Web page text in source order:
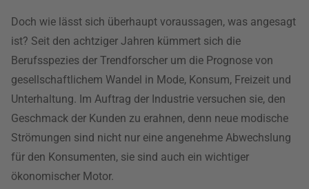
Doch wie lässt sich überhaupt voraussagen, was angesagt
ist? Seit den achtziger Jahren kümmert sich die
Berufsspezies der Trendforscher um die Prognose von
gesellschaftlichem Wandel in Mode, Konsum, Freizeit und
Unterhaltung. Im Auftrag der Industrie versuchen sie, den
Geschmack der Kunden zu erahnen, denn neue modische
Strömungen sind nicht nur eine angenehme Abwechslung
für den Konsumenten, sie sind auch ein wichtiger
ökonomischer Motor.